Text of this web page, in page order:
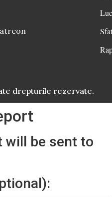
drepturile rezervate.
will be sent to